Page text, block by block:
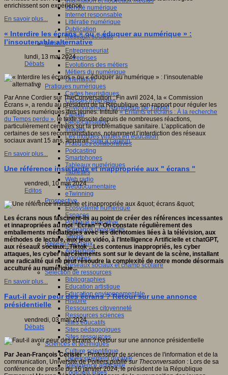
Identité numérique
Internet responsable
Littératie numérique
Publication
Réseaux sociaux
Métiers
Entrepreneuriat
Entreprises
Evolutions des métiers
Métiers du numérique
Orientation
Pratiques numériques
Cartes heuristiques
Classes inversées
Environnement Numérique de Travail
Fablab
Géolocalisation
Images
Les mondes virtuels en éducation
Pratiques collaboratives
Podcasting
Smartphones
Tableaux numériques
Tablettes
Web radio
Webdocumentaire
eTwinning
Prospective
Ecosystème numérique
Espaces
Politique éducative
Scénarios prospectifs
Temps
Réseaux sociaux
Algorithme
Données
Réseaux sociaux et champ scolaire
Sélection de ressources
Bibliographies
Education artistique
Education environnementale
Histoire
Ressources citoyenneté
Ressources sciences
Sites éducatifs
Sites pédagogiques
Sites ressources
Sciences et techniques
Culture scientifique
Développement durable
Intelligence artificielle
Logiciels libres
enrichissent son expérience.
En savoir plus...
« Interdire les écrans » ou « éduquer au numérique » :
l’insoutenable alternative
lundi, 13 mai 2024
Débats
Par Anne Cordier sur TheConversation : Fin avril 2024, la « Commission
Écrans », a rendu au président de la République son rapport pour réguler les
pratiques numériques des jeunes. Intitulé« Enfants et écrans : À la recherche
du Temps perdu », le texte suscite depuis de nombreuses réactions,
particulièrement centrées sur la problématique sanitaire. L’application de
certaines de ses recommandations, notamment l’interdiction des réseaux
sociaux avant 15 ans, apparaitsujet à caution.
En savoir plus...
Une référence insistante et inappropriée aux " écrans "
vendredi, 10 mai 2024
Editos
Les écrans nous fascinent-ils au point de créer des références incessantes
et innapropriées au mot "Ecran"? On constate régulièrement des
emballements médiatiques avec les dichotomies liées à la télévision, aux
méthodes de lecture,aux jeux vidéo, à l'Intelligence Artificielle et chatGPT,
aux réseaux sociaux...Tiktok ...Les contenus inappropriés, les cyber
attaques, les cyber harcèlements sont sur le devant de la scène, installant
une radicalité qui ne peut résoudre la complexité de notre monde désormais
acculturé au numérique...
En savoir plus...
Faut-il avoir peur des écrans ? Retour sur une annonce
présidentielle
vendredi, 03 mai 2024
Débats
Par Jean-François Cerisier -Professeur de sciences de l'information et de la
communication, Université de Poitierspublié sur Theconversation : Lors de sa
conférence de presse du 16 janvier 2024, le président de la République